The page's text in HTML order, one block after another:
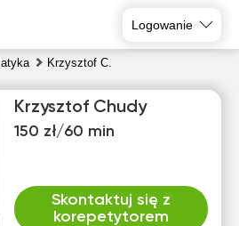
Logowanie
Krzysztof C.
Krzysztof Chudy
150 zł/60 min
Skontaktuj się z
korepetytorem